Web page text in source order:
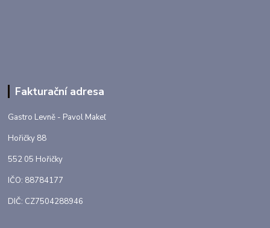
Fakturační adresa
Gastro Levně - Pavol Makeľ
Hořičky 88
552 05 Hořičky
IČO: 88784177
DIČ: CZ7504288946